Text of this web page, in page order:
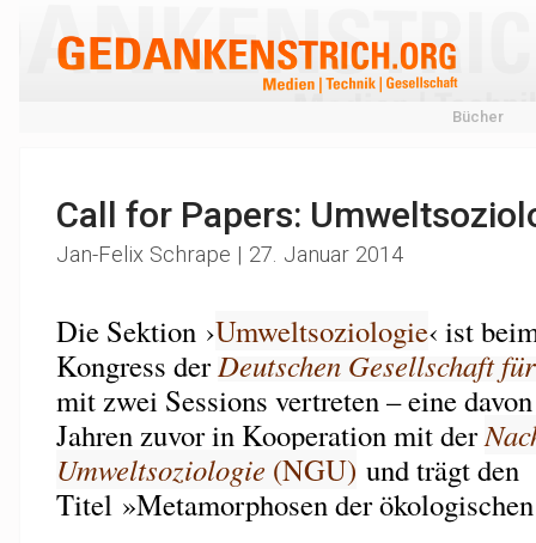
Bücher
Call for Papers:
Jan-Felix Schrape | 27. Januar 2014
Die Sektion ›Umweltsoziologie‹ ist
Kongress derDeutschen Gesellschaft
mit zwei Sessions vertreten – eine
Jahren zuvor in Kooperation mit der
Umweltsoziologie (NGU) und trägt den
Titel »Metamorphosen der